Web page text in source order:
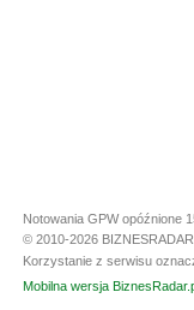
Notowania GPW opóźnione
© 2010-2026
Korzystanie z serwisu
Mobilna wersja